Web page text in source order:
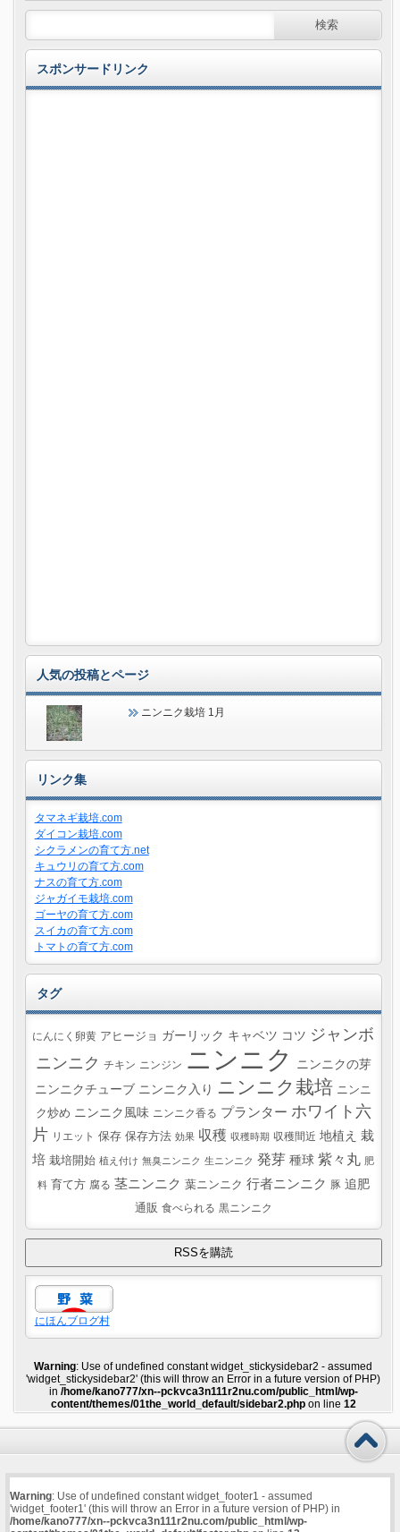
スポンサードリンク
人気の投稿とページ
ニンニク栽培 1月
リンク集
タマネギ栽培.com
ダイコン栽培.com
シクラメンの育て方.net
キュウリの育て方.com
ナスの育て方.com
ジャガイモ栽培.com
ゴーヤの育て方.com
スイカの育て方.com
トマトの育て方.com
タグ
にんにく卵黄 アヒージョ ガーリック キャベツ コツ ジャンボ
ニンニク チキン ニンジン ニンニク
ニンニクの芽
ニンニクチューブ ニンニク入り ニンニク栽培 ニンニ
ク炒め ニンニク風味 ニンニク香る プランター ホワイト六
片 リエット 保存 保存方法 効果 収穫 収穫時期 収穫間近 地植え 栽
培 栽培開始 植え付け 無臭ニンニク 生ニンニク 発芽 種球 紫々丸 肥
料 育て方 腐る 茎ニンニク 葉ニンニク 行者ニンニク 豚 追肥
通販 食べられる 黒ニンニク
にほんブログ村
Warning: Use of undefined constant widget_stickysidebar2 - assumed
'widget_stickysidebar2' (this will throw an Error in a future version of PHP)
in /home/kano777/xn--pckvca3n111r2nu.com/public_html/wp-
content/themes/01the_world_default/sidebar2.phpon line 12
Warning: Use of undefined constant widget_footer1 - assumed
'widget_footer1' (this will throw an Error in a future version of PHP) in
/home/kano777/xn--pckvca3n111r2nu.com/public_html/wp-